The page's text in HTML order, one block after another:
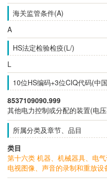
海关监管条件(A)
A
HS法定检验检疫(L/)
L
10位HS编码+3位CIQ代码(中
8537109090.999
其他电力控制或分配的装置(电
所属分类及章节、品目
类目
第十六类 机器、机械器具、电
电视图像、声音的录制和重放设